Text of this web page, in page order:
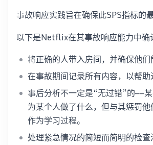
事故响应实践旨在确保此SPS指标的
以下是Netflix在其事故响应能力中确
将正确的人带入房间，并确保他
在事故期间记录所有内容，以帮
事后分析不一定是“无过错”的——
为某个人做了什么，但与其惩罚
作为学习过程。
处理紧急情况的简短而简明的检